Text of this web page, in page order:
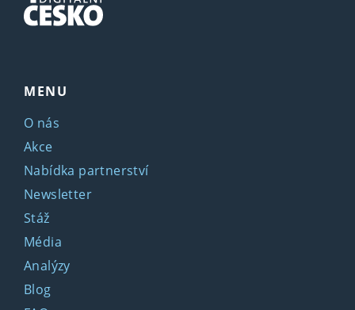
MENU
O nás
Akce
Nabídka partnerství
Newsletter
Stáž
Média
Analýzy
Blog